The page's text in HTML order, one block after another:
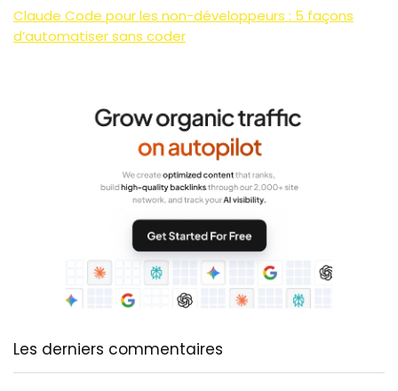
Claude Code pour les non-développeurs : 5 façons
d’automatiser sans coder
Les derniers commentaires